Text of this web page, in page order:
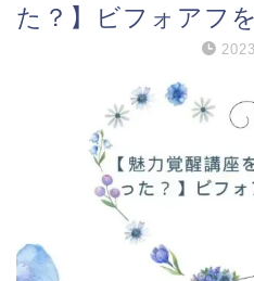
た？】ビフォアフ